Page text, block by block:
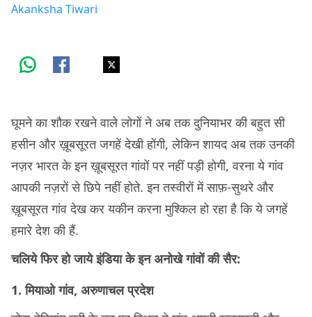
Akanksha Tiwari
घूमने का शौक रखने वाले लोगों ने अब तक दुनियाभर की बहुत सी
हसीन और ख़ूबसूरत जगहें देखी होंगी, लेकिन शायद अब तक उनकी
नज़र भारत के इन ख़ूबसूरत गांवों पर नहीं पड़ी होगी, वरना ये गांव
आपकी नज़रों से छिपे नहीं होते. इन तस्वीरों में साफ़-सुथरे और
ख़ूबसूरत गांव देख कर यकीन करना मुश्किल हो रहा है कि ये जगहें
हमारे देश की हैं.
चलिये फिर हो जाये इंडिया के इन अनोखे गांवों की सैर:
1. मियाओ गांव, अरुणाचल प्रदेश